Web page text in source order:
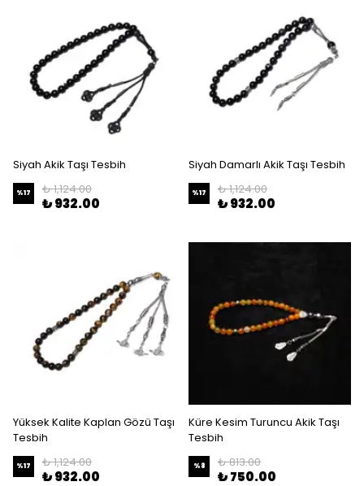
Siyah Akik Taşı Tesbih
%17 ₺ 1,124.00
₺ 932.00
Siyah Damarlı Akik Taşı Tesbih
%17 ₺ 1,124.00
₺ 932.00
Yüksek Kalite Kaplan Gözü Taşı
Tesbih
%17 ₺ 1,124.00
₺ 932.00
Küre Kesim Turuncu Akik Taşı
Tesbih
%8 ₺ 813.00
₺ 750.00